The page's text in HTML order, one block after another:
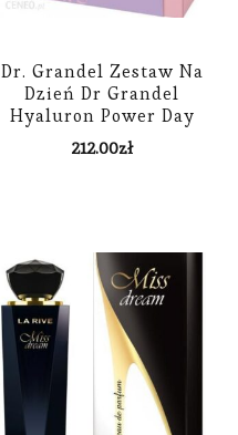
Dr. Grandel Zestaw Na
Dzień Dr Grandel
Hyaluron Power Day
212.00zł